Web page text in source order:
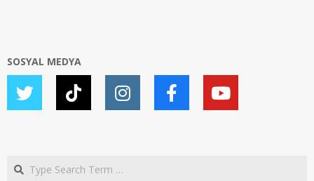
SOSYAL MEDYA
Search